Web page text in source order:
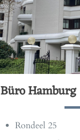
Büro Hamburg
Rondeel 25